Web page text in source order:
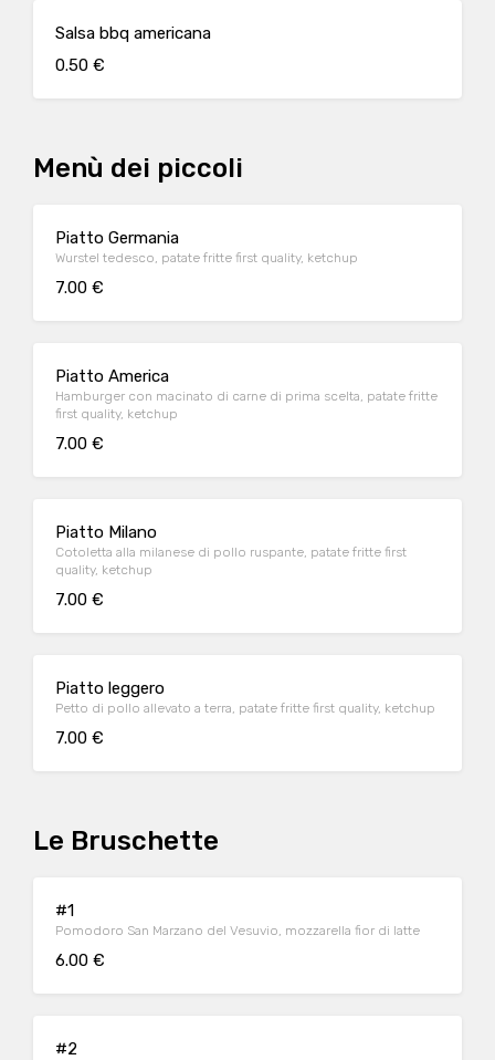
Salsa bbq americana
0.50 €
Menù dei piccoli
Piatto Germania
Wurstel tedesco, patate fritte first quality, ketchup
7.00 €
Piatto America
Hamburger con macinato di carne di prima scelta, patate fritte
first quality, ketchup
7.00 €
Piatto Milano
Cotoletta alla milanese di pollo ruspante, patate fritte first
quality, ketchup
7.00 €
Piatto leggero
Petto di pollo allevato a terra, patate fritte first quality, ketchup
7.00 €
Le Bruschette
#1
Pomodoro San Marzano del Vesuvio, mozzarella fior di latte
6.00 €
#2